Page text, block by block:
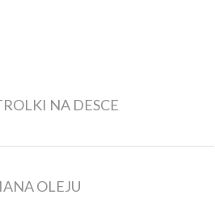
NA DESCE
OLEJU